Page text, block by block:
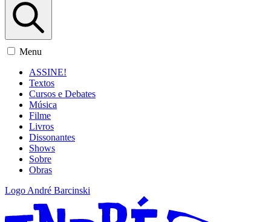
Menu
ASSINE!
Textos
Cursos e Debates
Música
Filme
Livros
Dissonantes
Shows
Sobre
Obras
Logo André Barcinski